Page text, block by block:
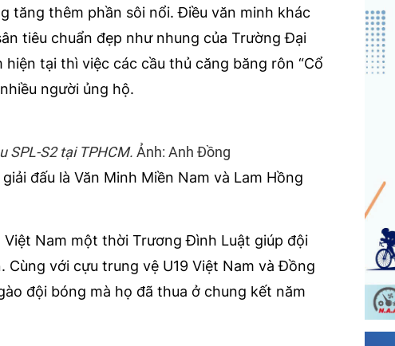
tăng thêm phần sôi nổi. Điều văn minh khác
tiêu chuẩn đẹp như nhung của Trường Đại
tại thì việc các cầu thủ căng băng rôn “Cổ
người ủng hộ.
SPL-S2 tại TPHCM. Ảnh: Anh Đồng
đấu là Văn Minh Miền Nam và Lam Hồng
Nam một thời Trương Đình Luật giúp đội
với cựu trung vệ U19 Việt Nam và Đồng
đội bóng mà họ đã thua ở chung kết năm